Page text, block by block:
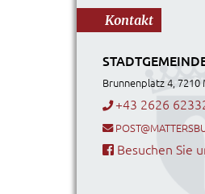
Kontakt
Brunnenplatz 4,
+43 2626
Besuchen Sie